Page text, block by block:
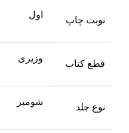
نوبت چاپ
اول
قطع کتاب
وزیری
نوع جلد
شومیز